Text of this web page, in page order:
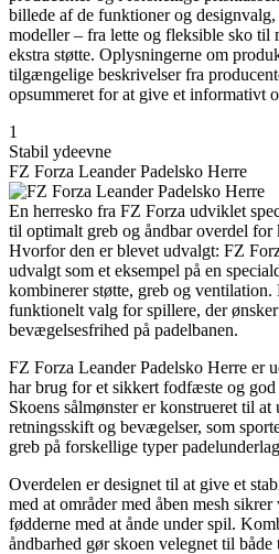
billede af de funktioner og designvalg,
modeller – fra lette og fleksible sko til
ekstra støtte. Oplysningerne om
tilgængelige beskrivelser fra
opsummeret for at give et informativt
1
Stabil ydeevne
FZ Forza Leander Padelsko Herre
En herresko fra FZ Forza udviklet
til optimalt greb og åndbar overdel for
Hvorfor den er blevet udvalgt: FZ
udvalgt som et eksempel på en
kombinerer støtte, greb og ventilation.
funktionelt valg for spillere, der
bevægelsesfrihed på padelbanen.
FZ Forza Leander Padelsko Herre er
har brug for et sikkert fodfæste og
Skoens sålmønster er konstrueret til at
retningsskift og bevægelser, som
greb på forskellige typer
Overdelen er designet til at give et
med at områder med åben mesh
fødderne med at ånde under spil.
åndbarhed gør skoen velegnet til